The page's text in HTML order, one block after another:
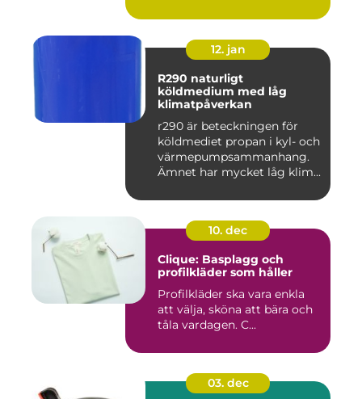
12. jan
R290 naturligt
köldmedium med låg
klimatpåverkan
r290 är beteckningen för
köldmediet propan i kyl- och
värmepumpsammanhang.
Ämnet har mycket låg klim...
10. dec
Clique: Basplagg och
profilkläder som håller
Profilkläder ska vara enkla
att välja, sköna att bära och
tåla vardagen. C...
03. dec